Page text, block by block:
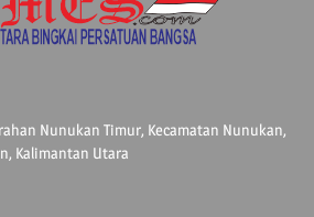
Nunukan Timur, Kecamatan Nunukan,
Kalimantan Utara